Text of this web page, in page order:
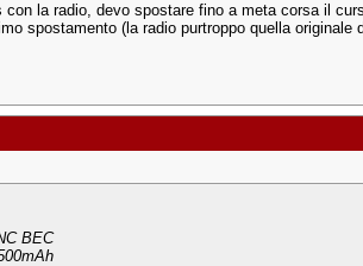
la radio, devo spostare fino a meta corsa il
spostamento (la radio purtroppo quella originale
BEC